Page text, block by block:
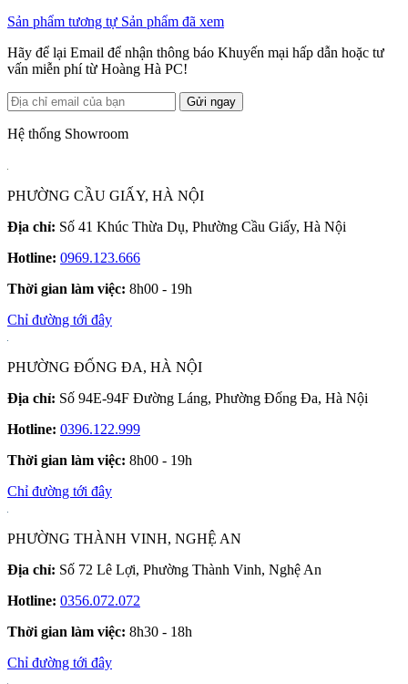
Sản phẩm tương tự Sản phẩm đã xem
Hãy để lại Email để nhận thông báo Khuyến mại hấp dẫn hoặc tư
vấn miễn phí từ Hoàng Hà PC!
Gửi ngay
Hệ thống Showroom
PHƯỜNG CẦU GIẤY, HÀ NỘI
Địa chỉ: Số 41 Khúc Thừa Dụ, Phường Cầu Giấy, Hà Nội
Hotline: 0969.123.666
Thời gian làm việc: 8h00 - 19h
Chỉ đường tới đây
PHƯỜNG ĐỐNG ĐA, HÀ NỘI
Địa chỉ: Số 94E-94F Đường Láng, Phường Đống Đa, Hà Nội
Hotline: 0396.122.999
Thời gian làm việc: 8h00 - 19h
Chỉ đường tới đây
PHƯỜNG THÀNH VINH, NGHỆ AN
Địa chỉ: Số 72 Lê Lợi, Phường Thành Vinh, Nghệ An
Hotline: 0356.072.072
Thời gian làm việc: 8h30 - 18h
Chỉ đường tới đây